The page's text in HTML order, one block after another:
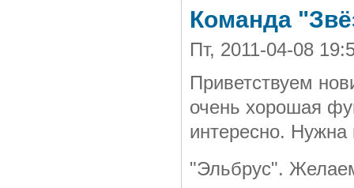
Команда
Пт, 2011-04-08
Приветствуем
очень хорошая
интересно.
"Эльбрус".